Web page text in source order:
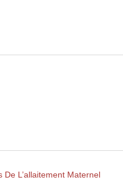
L’allaitement Maternel